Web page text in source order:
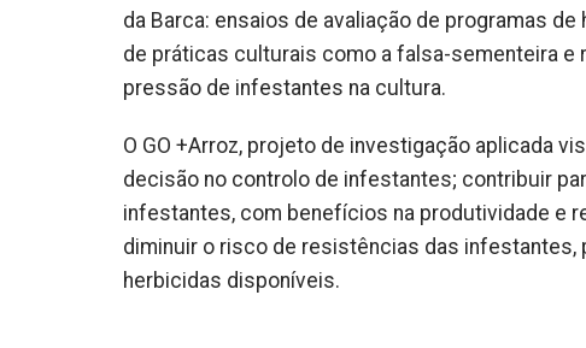
da Barca: ensaios de avaliação de programas
de práticas culturais como a falsa-sementeira
pressão de infestantes na cultura.
O GO +Arroz, projeto de investigação aplicada
decisão no controlo de infestantes; contribuir
infestantes, com benefícios na produtividade e
diminuir o risco de resistências das
herbicidas disponíveis.